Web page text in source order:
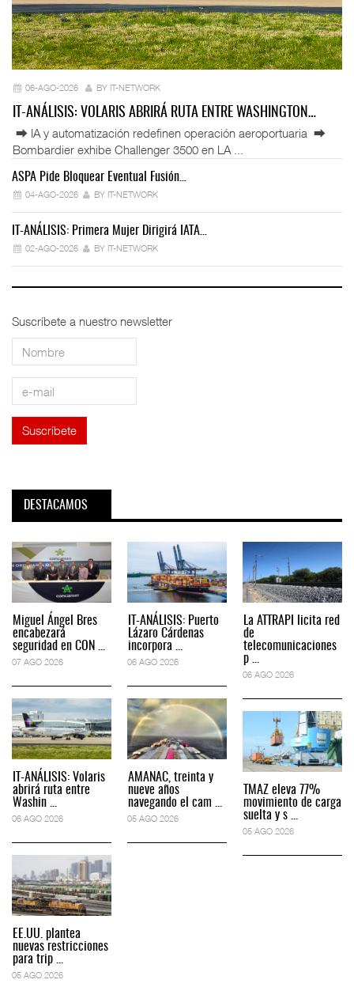
06-AGO-2026 BY IT-NETWORK
IT-ANÁLISIS: VOLARIS ABRIRÁ RUTA ENTRE WASHINGTON…
⮕ IA y automatización redefinen operación aeroportuaria ⮕
Bombardier exhibe Challenger 3500 en LA ...
ASPA Pide Bloquear Eventual Fusión…
04-AGO-2026 BY IT-NETWORK
IT-ANÁLISIS: Primera Mujer Dirigirá IATA…
02-AGO-2026 BY IT-NETWORK
Suscríbete a nuestro newsletter
DESTACAMOS
Miguel Ángel Bres
encabezará
seguridad en CON ...
07 AGO 2026
IT-ANÁLISIS: Volaris
abrirá ruta entre
Washin ...
06 AGO 2026
EE.UU. plantea
nuevas restricciones
para trip ...
05 AGO 2026
IT-ANÁLISIS: Puerto
Lázaro Cárdenas
incorpora ...
06 AGO 2026
AMANAC, treinta y
nueve años
navegando el cam ...
05 AGO 2026
La ATTRAPI licita red
de
telecomunicaciones
p ...
06 AGO 2026
TMAZ eleva 77%
movimiento de carga
suelta y s ...
05 AGO 2026